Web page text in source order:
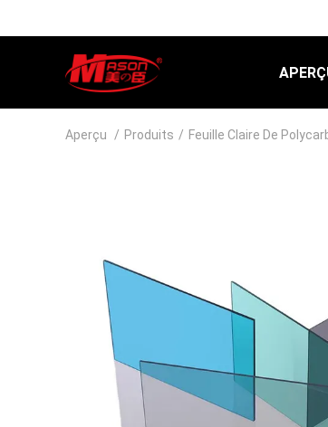
Aperçu / Produits / Feuille Claire De